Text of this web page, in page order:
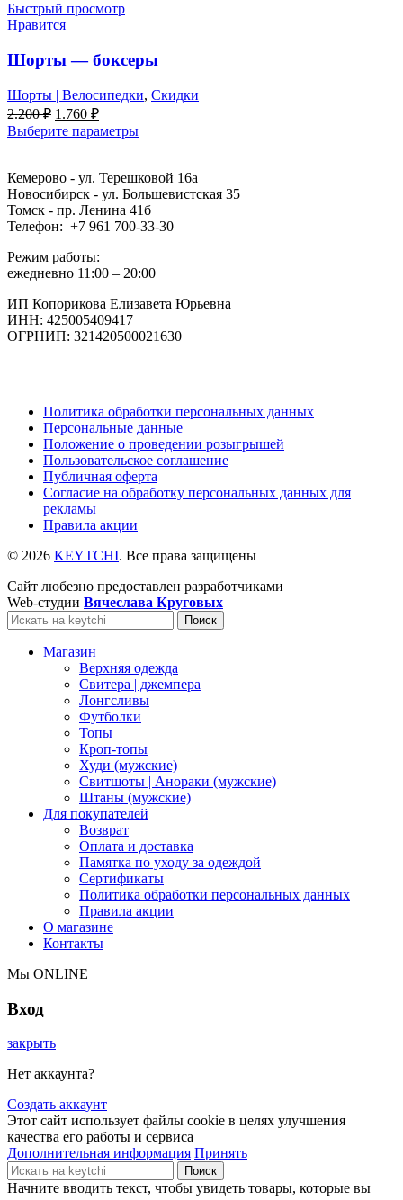
Быстрый просмотр
Нравится
Шорты — боксеры
Шорты | Велосипедки, Скидки
2.200₽ Первоначальная
цена
составляла
1.760 ₽Текущая
цена:
Выберите параметры
Кемерово - ул. Терешковой 16а
Новосибирск - ул. Большевистская 35
Томск - пр. Ленина 41б
Телефон: +7 961 700-33-30
Режим работы:
ежедневно 11:00 – 20:00
ИП Копорикова Елизавета Юрьевна
ИНН: 425005409417
ОГРНИП: 321420500021630
Политика обработки персональных данных
Персональные данные
Положение о проведении розыгрышей
Пользовательское соглашение
Публичная оферта
Согласие на обработку персональных данных для
рекламы
Правила акции
© 2026 KEYTCHI. Все права защищены
Сайт любезно предоставлен разработчиками
Web-студии Вячеслава Круговых
Поиск
Магазин
Верхняя одежда
Свитера | джемпера
Лонгсливы
Футболки
Топы
Кроп-топы
Худи (мужские)
Свитшоты | Анораки (мужские)
Штаны (мужские)
Для покупателей
Возврат
Оплата и доставка
Памятка по уходу за одеждой
Сертификаты
Политика обработки персональных данных
Правила акции
О магазине
Контакты
Мы ONLINE
Вход
закрыть
Нет аккаунта?
Создать аккаунт
Этот сайт использует файлы cookie в целях улучшения
качества его работы и сервиса
Дополнительная информация Принять
Поиск
Начните вводить текст, чтобы увидеть товары, которые вы